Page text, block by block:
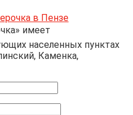
в Пензе
имеет
населенных пунктах
Каменка,